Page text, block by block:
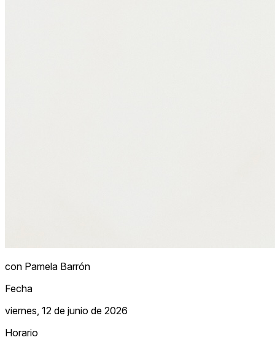
con Pamela Barrón
Fecha
viernes, 12 de junio de 2026
Horario